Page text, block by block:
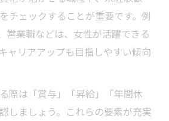
チェックすることが重要です。例
営業職などは、女性が活躍できる
ャリアアップも目指しやすい傾向
際は「賞与」「昇給」「年間休
しましょう。これらの要素が充実